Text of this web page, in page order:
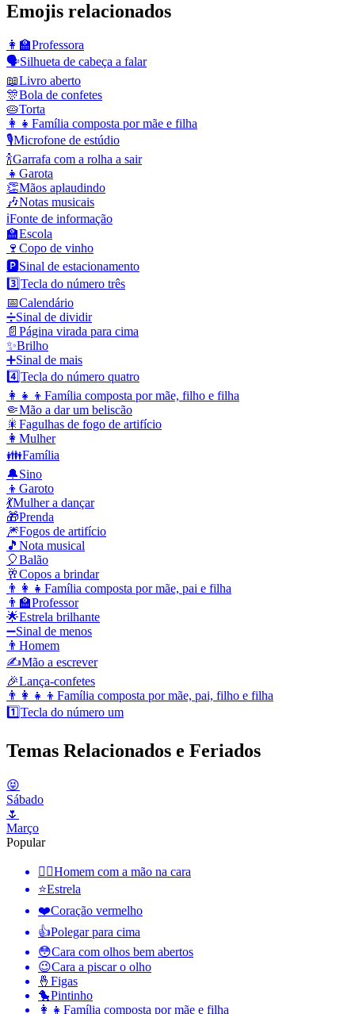
Emojis relacionados
👩‍🏫Professora
🗣️Silhueta de cabeça a falar
📖Livro aberto
🎊Bola de confetes
🥧Torta
👩‍👧 Família composta por mãe e filha
🎙️Microfone de estúdio
🍾Garrafa com a rolha a sair
👧 Garota
👏Mãos aplaudindo
🎶Notas musicais
ℹ️Fonte de informação
🏫Escola
🍷 Copo de vinho
🅿️Sinal de estacionamento
3️⃣Tecla do número três
📅Calendário
➗Sinal de dividir
📄 Página virada para cima
✨Brilho
➕Sinal de mais
4️⃣Tecla do número quatro
👩‍👧‍👦 Família composta por mãe, filho e filha
🤏Mão a dar um beliscão
🎇 Fagulhas de fogo de artifício
👩 Mulher
👪Família
🔔Sino
👦 Garoto
💃Mulher a dançar
🎁Prenda
🎆Fogos de artifício
🎵 Nota musical
🎈Balão
🥂Copos a brindar
👨‍👩‍👧 Família composta por mãe, pai e filha
👨‍🏫Professor
🌟Estrela brilhante
➖Sinal de menos
👨 Homem
✍️Mão a escrever
🎉Lança-confetes
👨‍👩‍👧‍👦 Família composta por mãe, pai, filho e filha
1️⃣Tecla do número um
Temas Relacionados e Feriados
😝
Sábado
🌷
Março
Popular
🤦‍♂️Homem com a mão na cara
⭐Estrela
❤️Coração vermelho
👍Polegar para cima
😳Cara com olhos bem abertos
😉Cara a piscar o olho
🤞 Figas
🐤Pintinho
👩‍👧 Família composta por mãe e filha